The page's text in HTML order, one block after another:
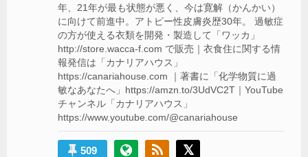
年、21年が最も状態が悪く、今は寛解（かんかい）
に向けて前進中。アトピー性皮膚炎歴30年。 過敏症
の方が使える衣類を開発・製造して「ワッカ」
http://store.wacca-f.com で販売｜衣食住に関する情
報発信は「カナリアハウス」
https://canariahouse.com ｜著書に「化学物質に過
敏なあなたへ」https://amzn.to/3UdVC2T｜YouTube
チャンネル「カナリアハウス」
https://www.youtube.com/@canariahouse
509